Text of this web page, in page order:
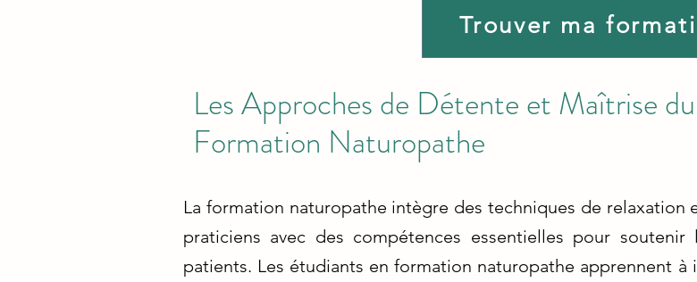
Trouver ma
Les Approches de Détente et Maîtrise
Formation Naturopathe
La formation naturopathe intègre des techniques de relaxation
praticiens avec des compétences essentielles pour
patients. Les étudiants en formation naturopathe apprennent à